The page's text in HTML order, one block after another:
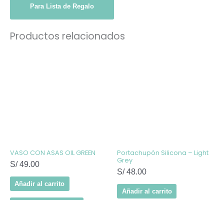
Para Lista de Regalo
Productos relacionados
VASO CON ASAS OIL GREEN
S/49.00
Añadir al carrito
Portachupón Silicona – Light
Grey
S/48.00
Añadir al carrito